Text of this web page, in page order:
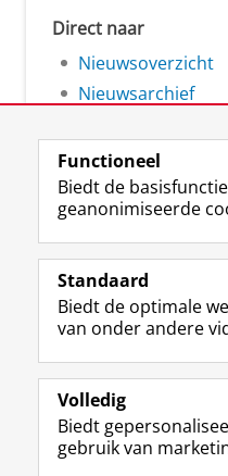
Direct naar
Nieuwsoverzicht
Nieuwsarchief
Volg de RUG
Studiekiezers
Alumni
Over ons
Functioneel
Biedt de
geanonimiseerde
Standaard
Biedt de optimale
van onder andere
Volledig
Biedt
gebruik van